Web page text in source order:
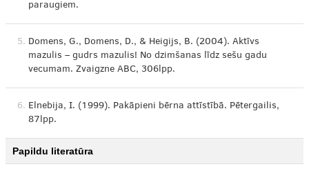
paraugiem.
5. Domens, G., Domens, D., & Heigijs, B. (2004). Aktīvs
mazulis – gudrs mazulis! No dzimšanas līdz sešu gadu
vecumam. Zvaigzne ABC, 306lpp.
6. Elnebija, I. (1999). Pakāpieni bērna attīstībā. Pētergailis,
87lpp.
Papildu literatūra